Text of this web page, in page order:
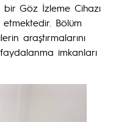
bir Göz İzleme Cihazı
Bölüm
araştırmalarını
imkanları